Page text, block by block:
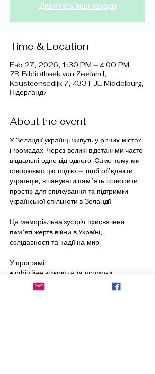
Дивитись інші заходи
Time & Location
Feb 27, 2026, 1:30 PM – 4:00 PM
ZB Bibliotheek van Zeeland,
Kousteensedijk 7, 4331 JE Middelburg,
Нідерланди
About the event
У Зеландії українці живуть у різних містах
і громадах. Через великі відстані ми часто
віддалені одне від одного. Саме тому ми
створюємо цю подію — щоб об’єднати
українців, вшанувати памʼять і створити
простір для спілкування та підтримки
української спільноти в Зеландії.
Ця меморіальна зустріч присвячена
пам’яті жертв війни в Україні,
солідарності та надії на мир.
У програмі:
• офіційне відкриття та промови
• хвилина мовчання та Державний Гімн
України